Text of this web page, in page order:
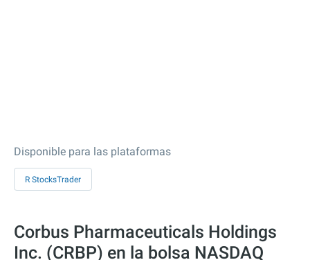
Disponible para las plataformas
R StocksTrader
Corbus Pharmaceuticals Holdings
Inc. (CRBP) en la bolsa NASDAQ